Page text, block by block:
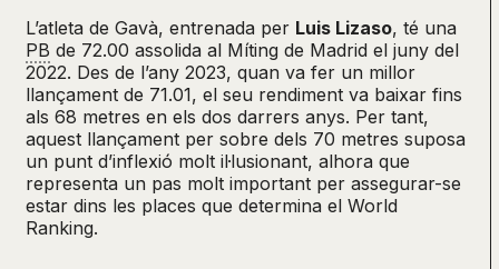
L’atleta de Gavà, entrenada per Luis Lizaso, té una
PB de 72.00 assolida al Míting de Madrid el juny del
2022. Des de l’any 2023, quan va fer un millor
llançament de 71.01, el seu rendiment va baixar fins
als 68 metres en els dos darrers anys. Per tant,
aquest llançament per sobre dels 70 metres suposa
un punt d’inflexió molt il·lusionant, alhora que
representa un pas molt important per assegurar-se
estar dins les places que determina el World
Ranking.